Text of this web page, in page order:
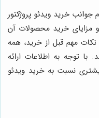
جوانب خرید ویدئو پروژکتور
و مزایای خرید محصولات آن
مهم قبل از خرید، همه
توجه به اطلاعات ارائه
نسبت به خرید ویدئو